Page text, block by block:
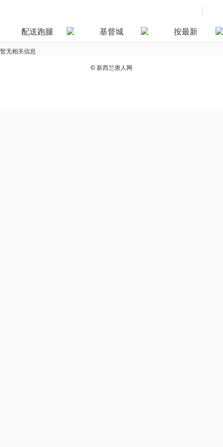
配送跑腿 基督城 按最新
暂无相关信息
© 新西兰唐人网